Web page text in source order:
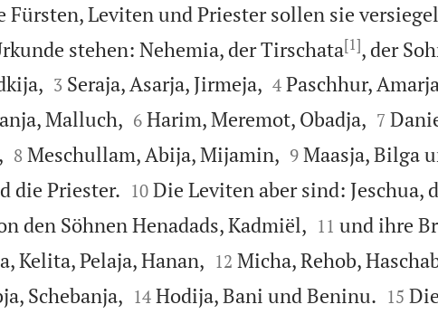
Fürsten, Leviten und Priester sollen sie
stehen: Nehemia, der Tirschata[1], der

3 Seraja, Asarja, Jirmeja,
4 Paschhur,
Malluch,
6 Harim, Meremot, Obadja,
7

8 Meschullam, Abija, Mijamin,
9 Maasja, Bilga
die Priester.
10 Die Leviten aber sind: Jeschua,
den Söhnen Henadads, Kadmiël,
11 und ihre
Kelita, Pelaja, Hanan,
12 Micha, Rehob,
Schebanja,
14 Hodija, Bani und Beninu.
15